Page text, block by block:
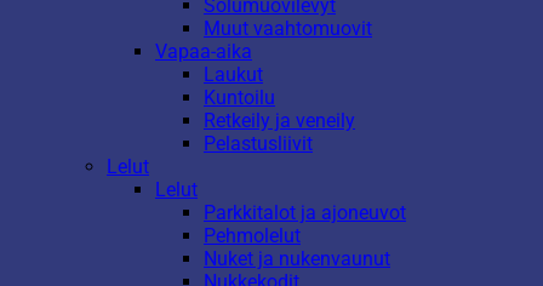
Solumuovilevyt
Muut vaahtomuovit
Vapaa-aika
Laukut
Kuntoilu
Retkeily ja veneily
Pelastusliivit
Lelut
Lelut
Parkkitalot ja ajoneuvot
Pehmolelut
Nuket ja nukenvaunut